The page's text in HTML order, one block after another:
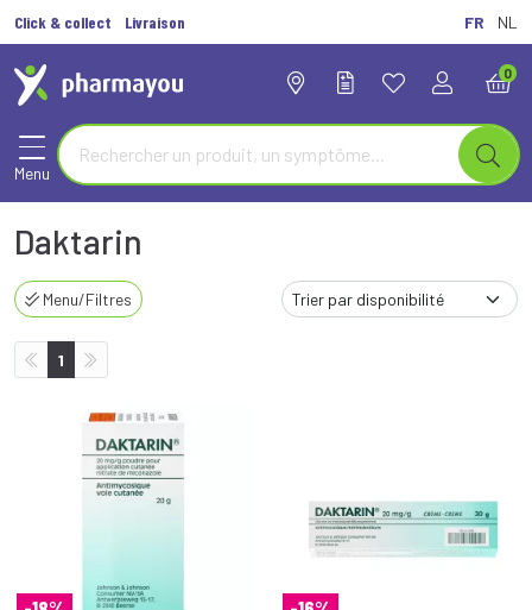
Click & collect Livraison FR NL
0
Menu
Daktarin
Menu/Filtres
1